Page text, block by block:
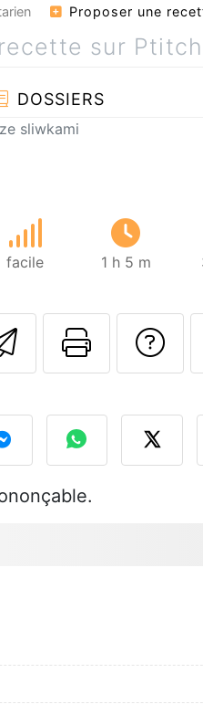
Proposer une
DOSSIERS
sliwkami
facile 1 h 5 m
Envoyer